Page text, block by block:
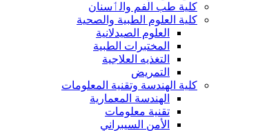
كلية طب الفم والٲسنان
كلية العلوم الطبية والصحية
العلوم الصيدلانية
المختبرات الطبية
التغذيه العلاجية
التمريض
كلية الهندسة وتقنية المعلومات
الهندسة المعمارية
تقنية معلومات
الأمن السيبراني